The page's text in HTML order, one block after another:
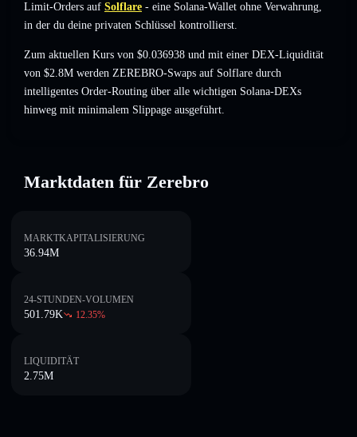
Limit-Orders auf Solflare - eine Solana-Wallet ohne Verwahrung,
in der du deine privaten Schlüssel kontrollierst.
Zum aktuellen Kurs von $0.036938 und mit einer DEX-Liquidität
von $2.8M werden ZEREBRO-Swaps auf Solflare durch
intelligentes Order-Routing über alle wichtigen Solana-DEXs
hinweg mit minimalem Slippage ausgeführt.
Marktdaten für Zerebro
MARKTKAPITALISIERUNG
36.94M
24-STUNDEN-VOLUMEN
501.79K 12.35%
LIQUIDITÄT
2.75M